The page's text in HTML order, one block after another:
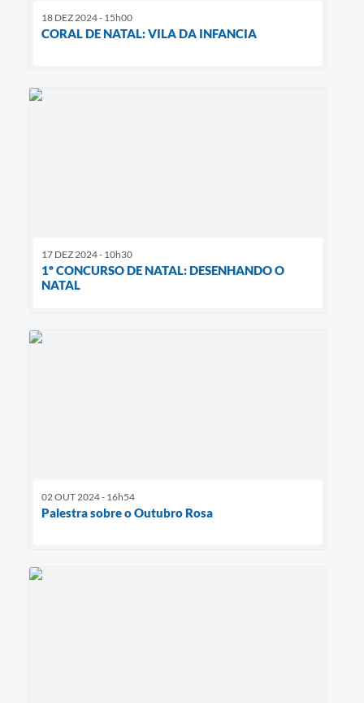
18 DEZ 2024 - 15h00
CORAL DE NATAL: VILA DA INFANCIA
17 DEZ 2024 - 10h30
1º CONCURSO DE NATAL: DESENHANDO O
NATAL
02 OUT 2024 - 16h54
Palestra sobre o Outubro Rosa